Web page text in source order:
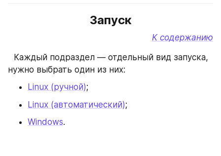
Запуск
К содержанию
⠀Каждый подраздел — отдельный вид запуска,
нужно выбрать один из них:
Linux (ручной);
Linux (автоматический);
Windows.